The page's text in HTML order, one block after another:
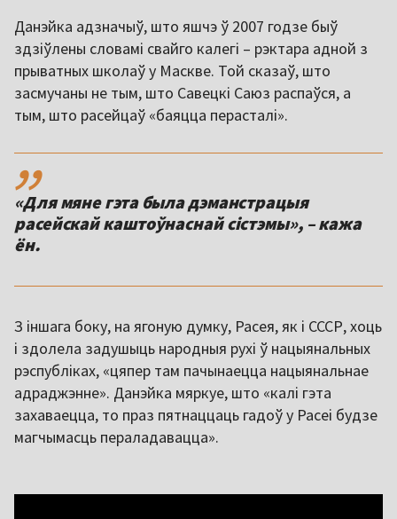
Данэйка адзначыў, што яшчэ ў 2007 годзе быў
здзіўлены словамі свайго калегі – рэктара адной з
прыватных школаў у Маскве. Той сказаў, што
засмучаны не тым, што Савецкі Саюз распаўся, а
тым, што расейцаў «баяцца перасталі».
,,
«Для мяне гэта была дэманстрацыя
расейскай каштоўнаснай сістэмы», – кажа
ён.
З іншага боку, на ягоную думку, Расея, як і СССР, хоць
і здолела задушыць народныя рухі ў нацыянальных
рэспубліках, «цяпер там пачынаецца нацыянальнае
адраджэнне». Данэйка мяркуе, што «калі гэта
захаваецца, то праз пятнаццаць гадоў у Расеі будзе
магчымасць пераладавацца».